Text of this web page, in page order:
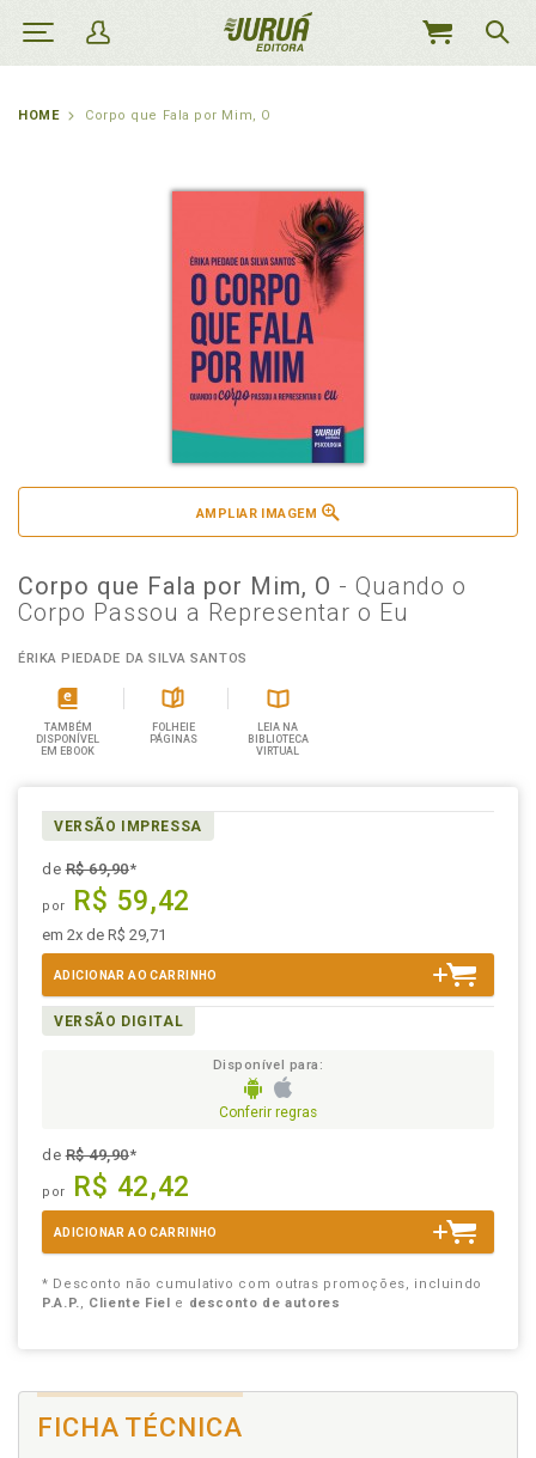
MEU
HOME Corpo que Fala por Mim, O
AMPLIAR IMAGEM
Corpo que Fala por Mim, O - Quando o
Corpo Passou a Representar o Eu
ÉRIKA PIEDADE DA SILVA SANTOS
TAMBÉM
DISPONÍVEL
EM EBOOK
FOLHEIE
PÁGINAS
LEIA NA
BIBLIOTECA
VIRTUAL
VERSÃO IMPRESSA
deR$ 69,90*
por R$ 59,42
em 2x de R$ 29,71
ADICIONAR AO CARRINHO
VERSÃO DIGITAL
Disponível para:
Conferir regras
deR$ 49,90*
por R$ 42,42
ADICIONAR AO CARRINHO
* Desconto não cumulativo com outras promoções, incluindo
P.A.P., Cliente Fiel e desconto de autores
FICHA TÉCNICA